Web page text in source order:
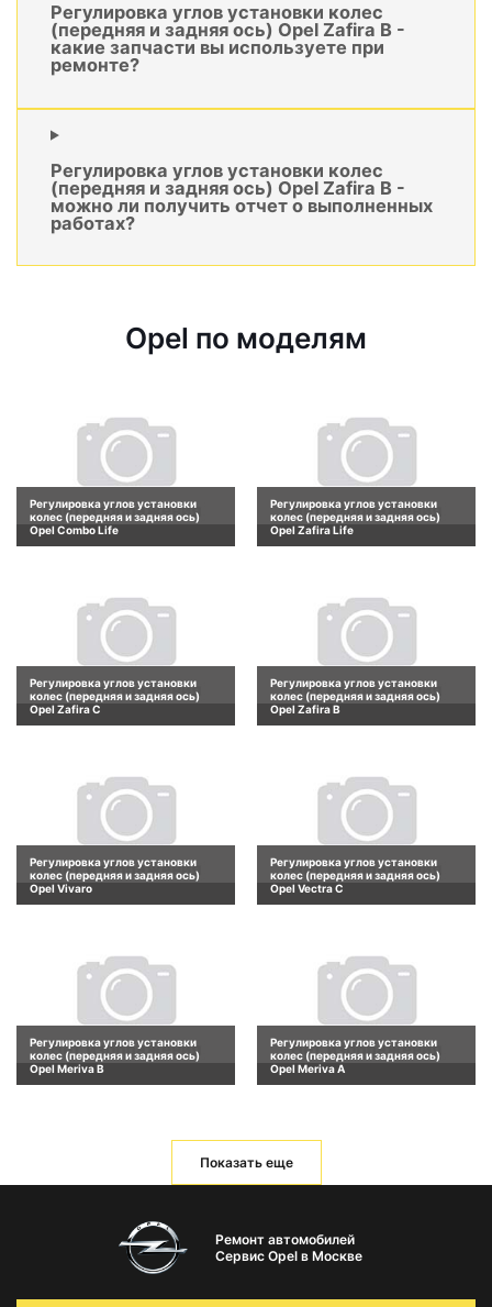
Регулировка углов установки колес
(передняя и задняя ось) Opel Zafira B -
какие запчасти вы используете при
ремонте?
Регулировка углов установки колес
(передняя и задняя ось) Opel Zafira B -
можно ли получить отчет о выполненных
работах?
Opel по моделям
Регулировка углов установки
колес (передняя и задняя ось)
Opel Combo Life
Регулировка углов установки
колес (передняя и задняя ось)
Opel Zafira Life
Регулировка углов установки
колес (передняя и задняя ось)
Opel Zafira C
Регулировка углов установки
колес (передняя и задняя ось)
Opel Zafira B
Регулировка углов установки
колес (передняя и задняя ось)
Opel Vivaro
Регулировка углов установки
колес (передняя и задняя ось)
Opel Vectra C
Регулировка углов установки
колес (передняя и задняя ось)
Opel Meriva B
Регулировка углов установки
колес (передняя и задняя ось)
Opel Meriva A
Показать еще
Ремонт автомобилей
Сервис Opel в Москве